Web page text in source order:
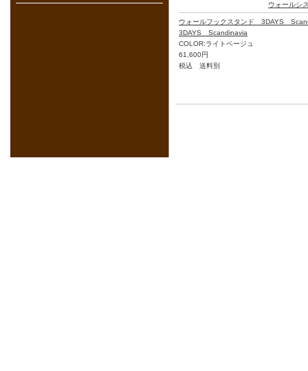
ウォールシ
ウォールフックスタンド 3DAYS
3DAYS Scandinavia
COLOR:ライトベージュ
61,600円
税込 送料別